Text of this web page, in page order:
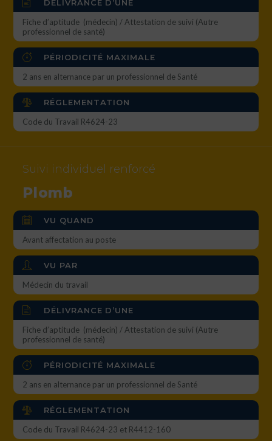
DÉLIVRANCE D’UNE
Fiche d’aptitude (médecin) / Attestation de suivi (Autre
professionnel de santé)
PÉRIODICITÉ MAXIMALE
2 ans en alternance par un professionnel de Santé
RÉGLEMENTATION
Code du Travail R4624-23
Suivi individuel renforcé
Plomb
VU QUAND
Avant affectation au poste
VU PAR
Médecin du travail
DÉLIVRANCE D’UNE
Fiche d’aptitude (médecin) / Attestation de suivi (Autre
professionnel de santé)
PÉRIODICITÉ MAXIMALE
2 ans en alternance par un professionnel de Santé
RÉGLEMENTATION
Code du Travail R4624-23 et R4412-160